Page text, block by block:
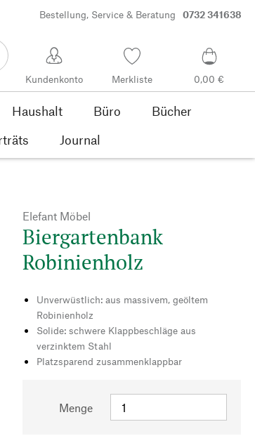
Bestellung, Service & Beratung 0732 341638
Kundenkonto Merkliste 0,00 €
Haushalt Büro
Bücher
Journal
Elefant Möbel
Biergartenbank
Robinienholz
Unverwüstlich: aus massivem, geöltem
Robinienholz
Solide: schwere Klappbeschläge aus
verzinktem Stahl
Platzsparend zusammenklappbar
Menge